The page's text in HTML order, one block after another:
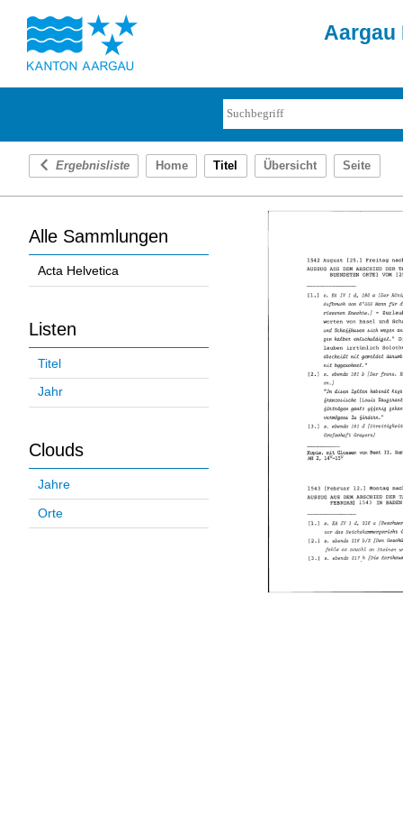
Aargau
Ergebnisliste Home Titel Übersicht Seite
Alle Sammlungen
Acta Helvetica
Listen
Titel
Jahr
Clouds
Jahre
Orte